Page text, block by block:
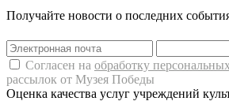
Получайте новости о последних
Согласен на обработку
рассылок от Музея Победы
Оценка качества услуг учреждений